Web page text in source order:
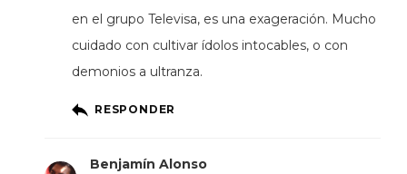
en el grupo Televisa, es una exageración. Mucho
cuidado con cultivar ídolos intocables, o con
demonios a ultranza.
RESPONDER
Benjamín Alonso